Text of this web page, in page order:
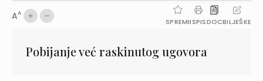
AA
SPREMIISPISDOCBILJEŠKE
Pobijanje već raskinutog ugovora